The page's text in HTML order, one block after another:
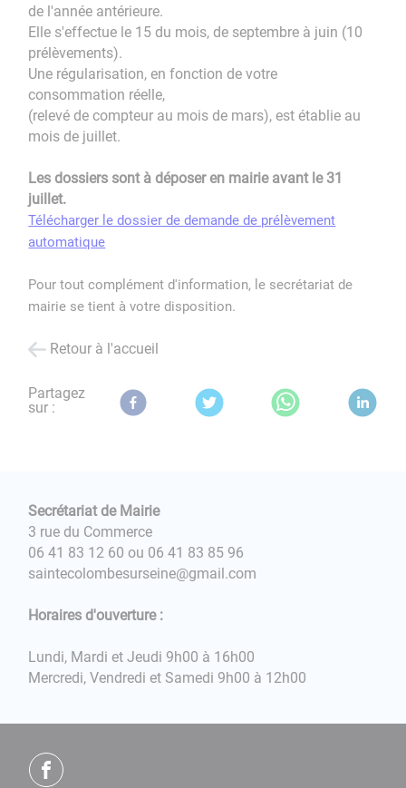
de l'année antérieure.
Elle s'effectue le 15 du mois, de septembre à juin (10
prélèvements).
Une régularisation, en fonction de votre
consommation réelle,
(relevé de compteur au mois de mars), est établie au
mois de juillet.
Les dossiers sont à déposer en mairie avant le 31
juillet.
Télécharger le dossier de demande de prélèvement
automatique
Pour tout complément d'information, le secrétariat de
mairie se tient à votre disposition.
Retour à l'accueil
Partagez
sur :
Secrétariat de Mairie
3 rue du Commerce
06 41 83 12 60 ou 06 41 83 85 96
saintecolombesurseine@gmail.com
Horaires d'ouverture :
Lundi, Mardi et Jeudi 9h00 à 16h00
Mercredi, Vendredi et Samedi 9h00 à 12h00